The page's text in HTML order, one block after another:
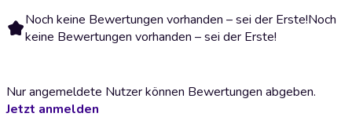
Noch keine Bewertungen vorhanden – sei der Erste!Noch
keine Bewertungen vorhanden – sei der Erste!
Nur angemeldete Nutzer können Bewertungen abgeben.
Jetzt anmelden